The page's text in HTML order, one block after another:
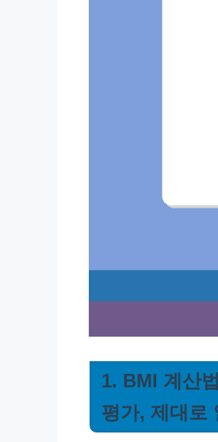
1. BMI 계산
평가, 제대로